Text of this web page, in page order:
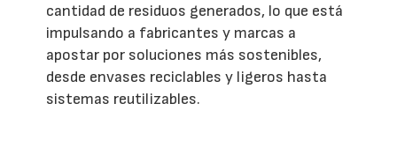
cantidad de residuos generados, lo que está
impulsando a fabricantes y marcas a
apostar por soluciones más sostenibles,
desde envases reciclables y ligeros hasta
sistemas reutilizables.